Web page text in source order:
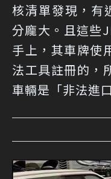
核清單發現，有
分龐大。且這些
手上，其車牌使
法工具註冊的，
車輛是「非法進